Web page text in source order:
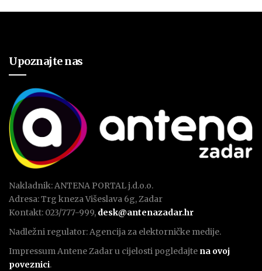
Upoznajte nas
Nakladnik: ANTENA PORTAL j.d.o.o.
Adresa: Trg kneza Višeslava 6g, Zadar
Kontakt: 023/777-999, desk@antenazadar.hr
Nadležni regulator: Agencija za elektorničke medije.
Impressum Antene Zadar u cijelosti pogledajte na ovoj
poveznici.